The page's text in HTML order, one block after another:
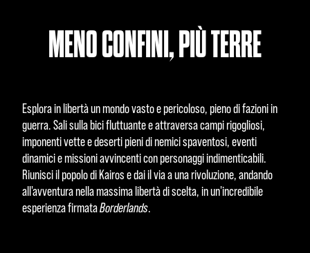
MENO CONFINI, PIÙ TERRE
Esplora in libertà un mondo vasto e pericoloso, pieno di fazioni in
guerra. Sali sulla bici fluttuante e attraversa campi rigogliosi,
imponenti vette e deserti pieni di nemici spaventosi, eventi
dinamici e missioni avvincenti con personaggi indimenticabili.
Riunisci il popolo di Kairos e dai il via a una rivoluzione, andando
all'avventura nella massima libertà di scelta, in un'incredibile
esperienza firmataBorderlands.